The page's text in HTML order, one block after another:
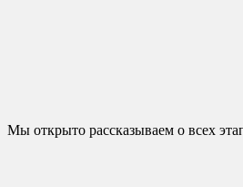
Мы открыто рассказываем о всех